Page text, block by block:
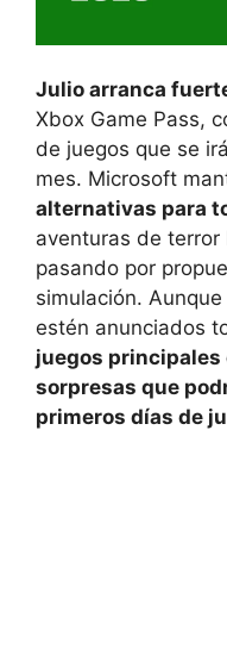
Julio arranca
Xbox Game Pass,
de juegos que se
mes. Microsoft
alternativas para
aventuras de
pasando por
simulación.
estén anunciados
juegos principales
sorpresas que
primeros días de